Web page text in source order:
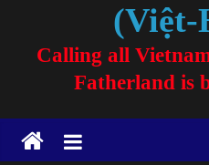
(Việt-
Calling all
Fatherland is